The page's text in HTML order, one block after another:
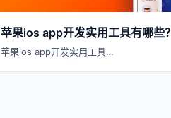
苹果ios app开发实用工具有哪些？
苹果ios app开发实用工具…